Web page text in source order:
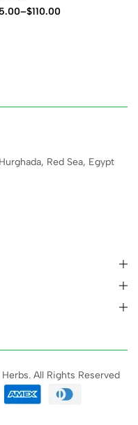
–$110.00
Red Sea, Egypt
All Rights Reserved